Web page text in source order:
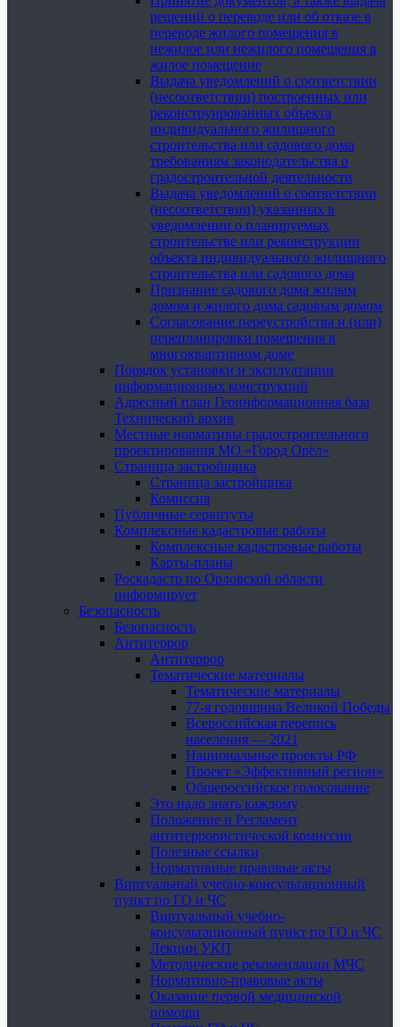
решений о переводе или об отказе в
переводе жилого помещения в
нежилое или нежилого помещения в
жилое помещение
Выдача уведомлений о соответствии
(несоответствии) построенных или
реконструированных объекта
индивидуального жилищного
строительства или садового дома
требованиям законодательства о
градостроительной деятельности
Выдача уведомлений о соответствии
(несоответствии) указанных в
уведомлении о планируемых
строительстве или реконструкции
объекта индивидуального жилищного
строительства или садового дома
Признание садового дома жилым
домом и жилого дома садовым домом
Согласование переустройства и (или)
перепланировки помещения в
многоквартирном доме
Порядок установки и эксплуатации
информационных конструкций
Адресный план Геоинформационная база
Технический архив
Местные нормативы градостроительного
проектирования МО «Город Орёл»
Страница застройщика
Страница застройщика
Комиссия
Публичные сервитуты
Комплексные кадастровые работы
Комплексные кадастровые работы
Карты-планы
Роскадастр по Орловской области
информирует
Безопасность
Безопасность
Антитеррор
Антитеррор
Тематические материалы
Тематические материалы
77-я годовщина Великой Победы
Всероссийская перепись
населения — 2021
Национальные проекты РФ
Проект «Эффективный регион»
Общероссийское голосование
Это надо знать каждому
Положение и Регламент
антитеррористической комиссии
Полезные ссылки
Нормативные правовые акты
Виртуальный учебно-консультационный
пункт по ГО и ЧС
Виртуальный учебно-
консультационный пункт по ГО и ЧС
Лекции УКП
Методические рекомендации МЧС
Нормативно-правовые акты
Оказание первой медицинской
помощи